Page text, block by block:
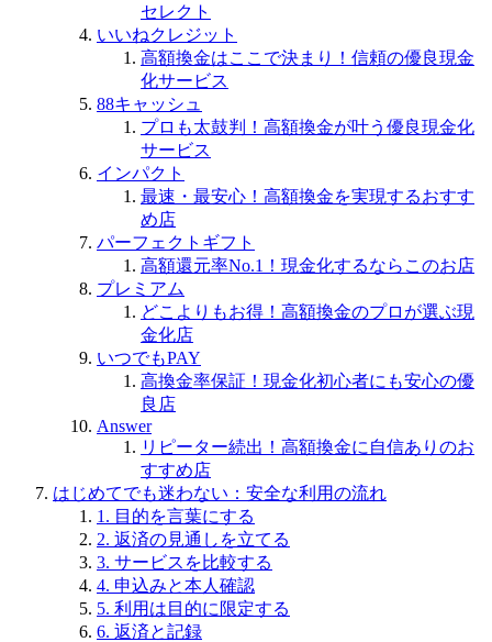
セレクト
いいねクレジット
高額換金はここで決まり！信頼の優良現金
化サービス
88キャッシュ
プロも太鼓判！高額換金が叶う優良現金化
サービス
インパクト
最速・最安心！高額換金を実現するおすす
め店
パーフェクトギフト
高額還元率No.1！現金化するならこのお店
プレミアム
どこよりもお得！高額換金のプロが選ぶ現
金化店
いつでもPAY
高換金率保証！現金化初心者にも安心の優
良店
Answer
リピーター続出！高額換金に自信ありのお
すすめ店
はじめてでも迷わない：安全な利用の流れ
1. 目的を言葉にする
2. 返済の見通しを立てる
3. サービスを比較する
4. 申込みと本人確認
5. 利用は目的に限定する
6. 返済と記録